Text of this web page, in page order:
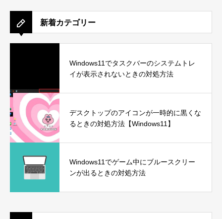
新着カテゴリー
Windows11でタスクバーのシステムトレ
イが表示されないときの対処方法
デスクトップのアイコンが一時的に黒くな
るときの対処方法【Windows11】
Windows11でゲーム中にブルースクリー
ンが出るときの対処方法